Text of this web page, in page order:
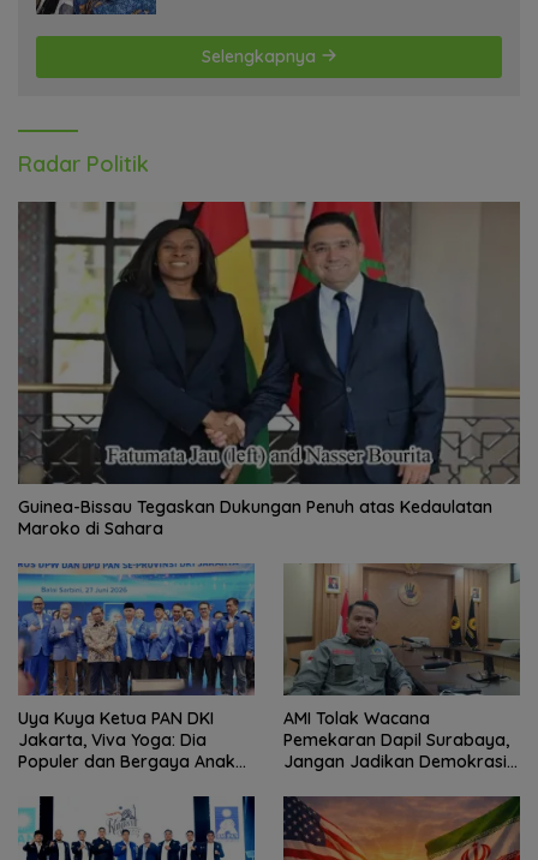
Selengkapnya
Radar Politik
Guinea-Bissau Tegaskan Dukungan Penuh atas Kedaulatan
Maroko di Sahara
Uya Kuya Ketua PAN DKI
Jakarta, Viva Yoga: Dia
Populer dan Bergaya Anak
AMI Tolak Wacana
Pemekaran Dapil Surabaya,
Jangan Jadikan Demokrasi
Politik